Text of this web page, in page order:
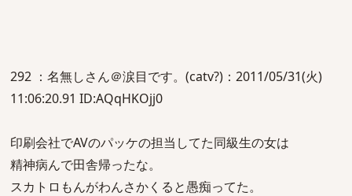
292 ：名無しさん＠涙目です。(catv?)：2011/05/31(火)
11:06:20.91 ID:AQqHKOjj0
印刷会社でAVのパッケの担当してた同級生の女は
精神病んで田舎帰ったな。
スカトロもんがわんさかくると愚痴ってた。